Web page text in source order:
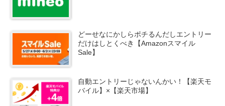
どーせなにかしらポチるんだしエントリー
だけはしとくべき【Amazonスマイル
Sale】
自動エントリーじゃないんかい！【楽天モ
バイル】×【楽天市場】